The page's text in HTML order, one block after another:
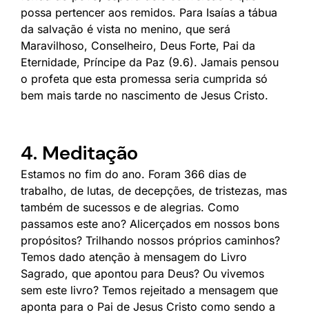
possa pertencer aos remidos. Para Isaías a tábua
da salvação é vista no menino, que será
Maravilhoso, Conselheiro, Deus Forte, Pai da
Eternidade, Príncipe da Paz (9.6). Jamais pensou
o profeta que esta promessa seria cumprida só
bem mais tarde no nascimento de Jesus Cristo.
4. Meditação
Estamos no fim do ano. Foram 366 dias de
trabalho, de lutas, de decepções, de tristezas, mas
também de sucessos e de alegrias. Como
passamos este ano? Alicerçados em nossos bons
propósitos? Trilhando nossos próprios caminhos?
Temos dado atenção à mensagem do Livro
Sagrado, que apontou para Deus? Ou vivemos
sem este livro? Temos rejeitado a mensagem que
aponta para o Pai de Jesus Cristo como sendo a